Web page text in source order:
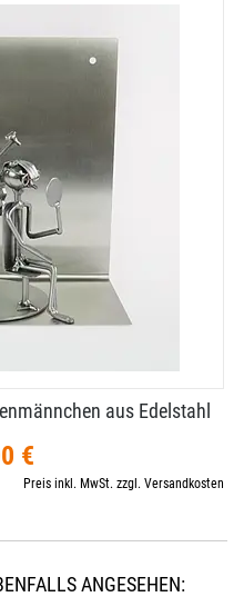
aus Edelstahl
€
Preis inkl. MwSt. zzgl. Versandkosten
ANGESEHEN: